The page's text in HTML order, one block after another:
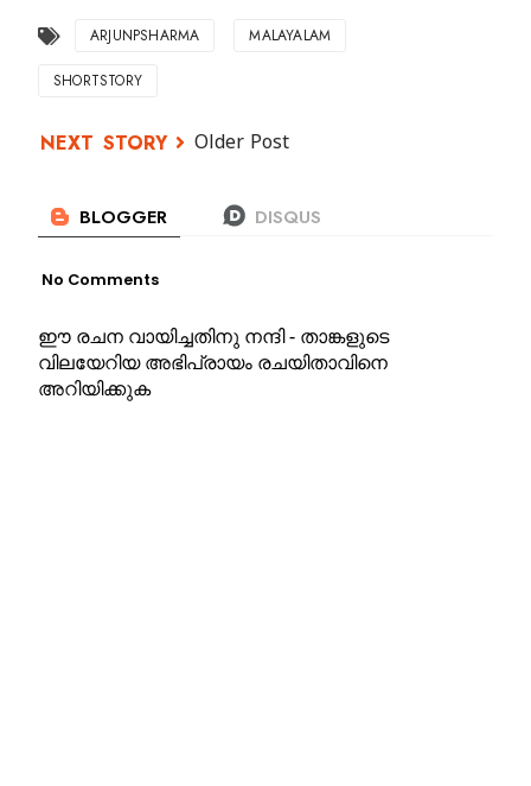
ARJUNPSHARMA MALAYALAM
SHORTSTORY
Older Post
No Comments
ഈ രചന വായിച്ചതിനു നന്ദി - താങ്കളുടെ
വിലയേറിയ അഭിപ്രായം രചയിതാവിനെ
അറിയിക്കുക